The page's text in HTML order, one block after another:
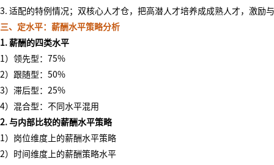
3. 适配的特例情况；双核心人才仓，把高潜人才培养成成熟人才，激励
三、定水平：薪酬水平策略分析
1. 薪酬的四类水平
1）领先型：75%
2）跟随型：50%
3）滞后型：25%
4）混合型：不同水平混用
2. 与内部比较的薪酬水平策略
1）岗位维度上的薪酬水平策略
2）时间维度上的薪酬策略水平